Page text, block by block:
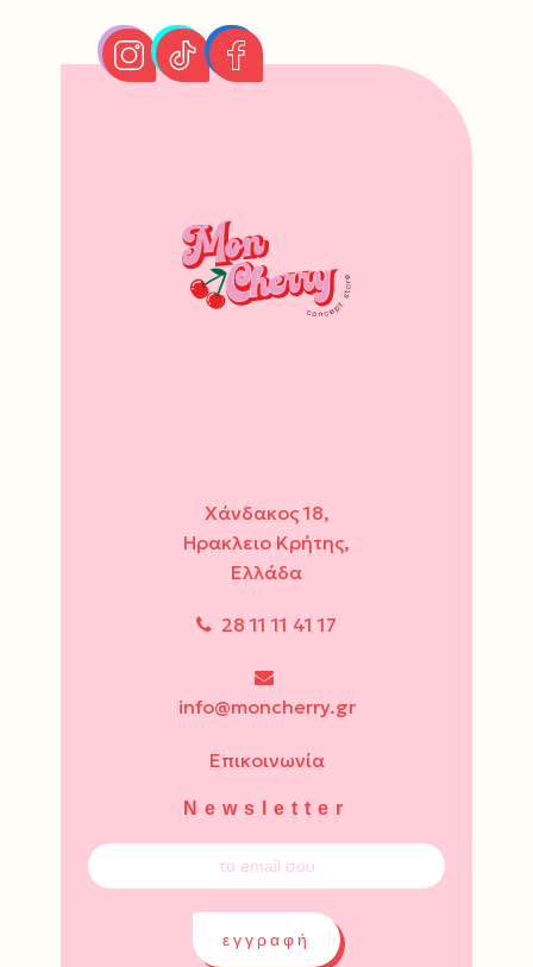
Χάνδακος 18,
Ηρακλειο Κρήτης,
Ελλάδα
28 11 11 41 17
info@moncherry.gr
Επικοινωνία
Newsletter
εγγραφή